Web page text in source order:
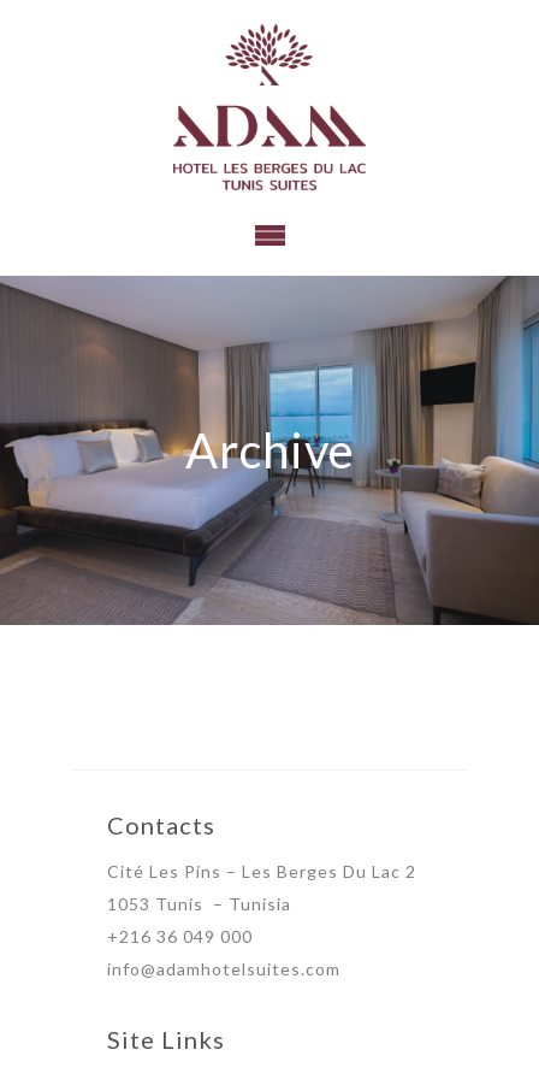
Archive
Contacts
Cité Les Pins – Les Berges Du Lac 2
1053 Tunis – Tunisia
+216 36 049 000
info@adamhotelsuites.com
Site Links